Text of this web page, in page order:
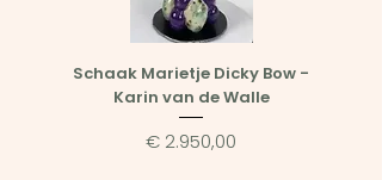
Schaak Marietje Dicky Bow -
Karin van de Walle
Prijs
€ 2.950,00